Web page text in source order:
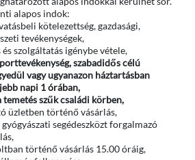
alapos indok:
kötelezettség, gazdasági,
tevékenységek,
szolgáltatás igénybe vétele,
szabadidős célú
vagy ugyanazon háztartásban
napi 1 órában,
temetés szűk családi körben,
üzletben történő vásárlás,
segédeszközt forgalmazó
történő vásárlás 15.00 óráig,